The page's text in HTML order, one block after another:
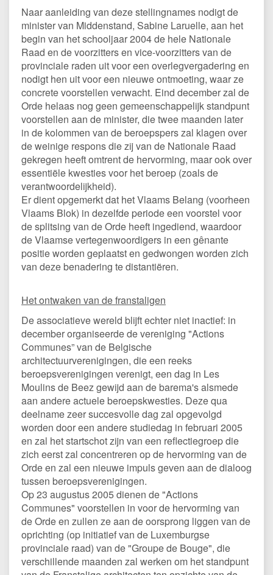
Naar aanleiding van deze stellingnames nodigt de
minister van Middenstand, Sabine Laruelle, aan het
begin van het schooljaar 2004 de hele Nationale
Raad en de voorzitters en vice-voorzitters van de
provinciale raden uit voor een overlegvergadering en
nodigt hen uit voor een nieuwe ontmoeting, waar ze
concrete voorstellen verwacht. Eind december zal de
Orde helaas nog geen gemeenschappelijk standpunt
voorstellen aan de minister, die twee maanden later
in de kolommen van de beroepspers zal klagen over
de weinige respons die zij van de Nationale Raad
gekregen heeft omtrent de hervorming, maar ook over
essentiële kwesties voor het beroep (zoals de
verantwoordelijkheid).
Er dient opgemerkt dat het Vlaams Belang (voorheen
Vlaams Blok) in dezelfde periode een voorstel voor
de splitsing van de Orde heeft ingediend, waardoor
de Vlaamse vertegenwoordigers in een gênante
positie worden geplaatst en gedwongen worden zich
van deze benadering te distantiëren.
Het ontwaken van de franstaligen
De associatieve wereld blijft echter niet inactief: in
december organiseerde de vereniging "Actions
Communes” van de Belgische
architectuurverenigingen, die een reeks
beroepsverenigingen verenigt, een dag in Les
Moulins de Beez gewijd aan de barema's alsmede
aan andere actuele beroepskwesties. Deze qua
deelname zeer succesvolle dag zal opgevolgd
worden door een andere studiedag in februari 2005
en zal het startschot zijn van een reflectiegroep die
zich eerst zal concentreren op de hervorming van de
Orde en zal een nieuwe impuls geven aan de dialoog
tussen beroepsverenigingen.
Op 23 augustus 2005 dienen de "Actions
Communes" voorstellen in voor de hervorming van
de Orde en zullen ze aan de oorsprong liggen van de
oprichting (op initiatief van de Luxemburgse
provinciale raad) van de "Groupe de Bouge", die
verschillende maanden zal werken om het standpunt